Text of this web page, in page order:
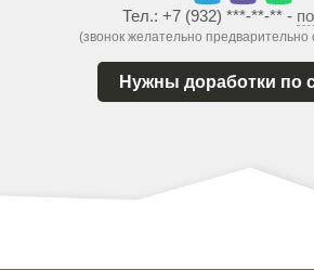
Тел.: +7 (932) ***-**-** -
(звонок желательно предварительно
Нужны доработки по